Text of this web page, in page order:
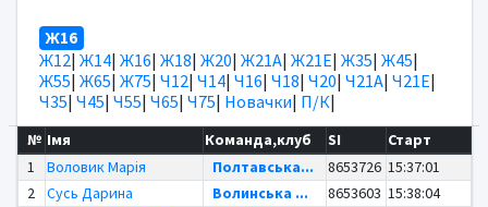
Ж16
Ж12| Ж14| Ж16| Ж18| Ж20| Ж21А| Ж21Е| Ж35| Ж45|
Ж55| Ж65| Ж75| Ч12| Ч14| Ч16| Ч18| Ч20| Ч21А| Ч21Е|
Ч35| Ч45| Ч55| Ч65| Ч75| Новачки| П/К|
№ Імя Команда,клуб SI
Старт
1
Воловик Марія Полтавська... 8653726 15:37:01
2
Сусь Дарина Волинська ... 8653603 15:38:04